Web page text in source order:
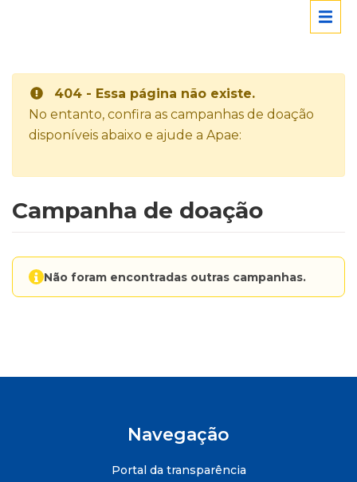
404 - Essa página não existe.
No entanto, confira as campanhas de doação
disponíveis abaixo e ajude a Apae:
Campanha de doação
Não foram encontradas outras campanhas.
Navegação
Portal da transparência